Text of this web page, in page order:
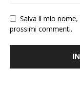
Salva il mio
prossimi commenti.